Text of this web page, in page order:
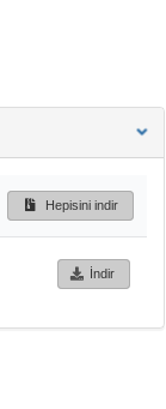
Hepisini indir
İndir